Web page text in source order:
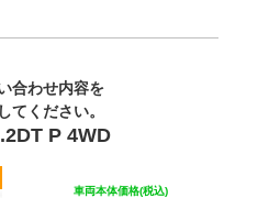
合わせ内容を
てください。
P 4WD
車両本体価格(税込)